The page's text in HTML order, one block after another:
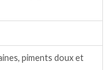
piments doux et